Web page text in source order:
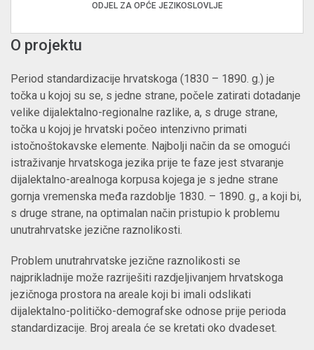
ODJEL ZA OPĆE JEZIKOSLOVLJE
O projektu
Period standardizacije hrvatskoga (1830 – 1890. g.) je
točka u kojoj su se, s jedne strane, počele zatirati dotadanje
velike dijalektalno-regionalne razlike, a, s druge strane,
točka u kojoj je hrvatski počeo intenzivno primati
istočnoštokavske elemente. Najbolji način da se omogući
istraživanje hrvatskoga jezika prije te faze jest stvaranje
dijalektalno-arealnoga korpusa kojega je s jedne strane
gornja vremenska međa razdoblje 1830. – 1890. g., a koji bi,
s druge strane, na optimalan način pristupio k problemu
unutrahrvatske jezične raznolikosti.
Problem unutrahrvatske jezične raznolikosti se
najprikladnije može razriješiti razdjeljivanjem hrvatskoga
jezičnoga prostora na areale koji bi imali odslikati
dijalektalno-političko-demografske odnose prije perioda
standardizacije. Broj areala će se kretati oko dvadeset.